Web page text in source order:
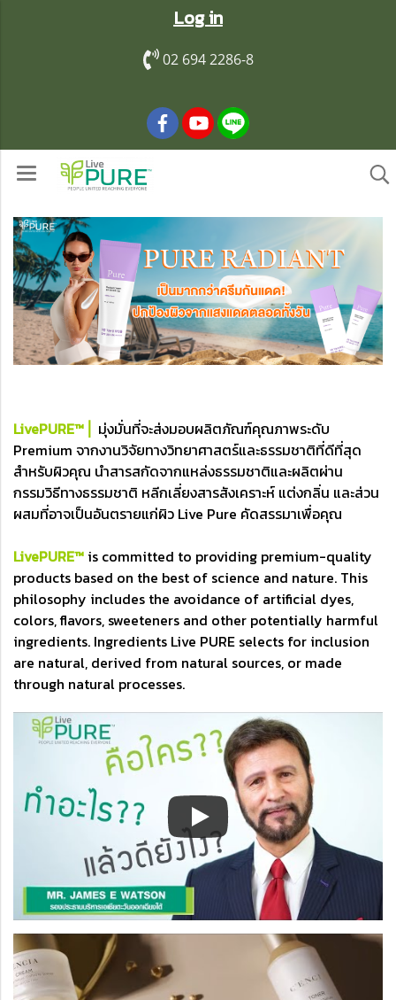
Log in
02 694 2286-8
LivePURE™⎪
มุ่งมั่นที่จะส่งมอบผลิตภัณฑ์คุณภาพระดับ
Premium จากงานวิจัยทางวิทยาศาสตร์และธรรมชาติที่ดีที่สุด
สำหรับผิวคุณ นำสารสกัดจากแหล่งธรรมชาติและผลิตผ่าน
กรรมวิธีทางธรรมชาติ หลีกเลี่ยงสารสังเคราะห์ แต่งกลิ่น และส่วน
ผสมที่อาจเป็นอันตรายแก่ผิว Live Pure คัดสรรมาเพื่อคุณ
LivePURE™ is committed to providing premium-quality
products based on the best of science and nature. This
philosophy includes the avoidance of artificial dyes,
colors, flavors, sweeteners and other potentially harmful
ingredients. Ingredients Live PURE selects for inclusion
are natural, derived from natural sources, or made
through natural processes.